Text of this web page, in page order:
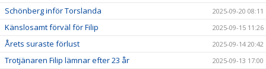
Schönberg inför Torslanda 2025-09-20 08:11
Känslosamt förväl för Filip 2025-09-15 11:26
Årets suraste förlust 2025-09-14 20:42
Trotjänaren Filip lämnar efter 23 år 2025-09-13 17:00